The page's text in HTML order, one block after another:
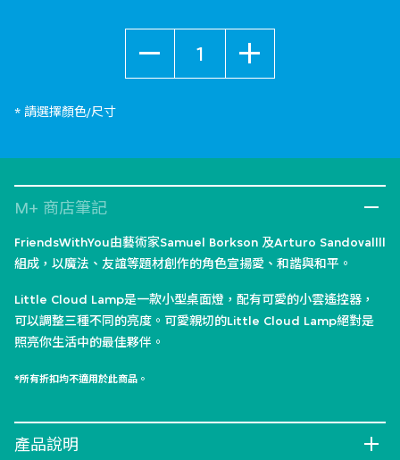
* 請選擇顏色/尺寸
M+ 商店筆記
FriendsWithYou由藝術家Samuel Borkson 及Arturo Sandovallll
組成，以魔法、友誼等題材創作的角色宣揚愛、和諧與和平。
Little Cloud Lamp是一款小型桌面燈，配有可愛的小雲遙控器，
可以調整三種不同的亮度。可愛親切的Little Cloud Lamp絕對是
照亮你生活中的最佳夥伴。
*所有折扣均不適用於此商品。
產品說明